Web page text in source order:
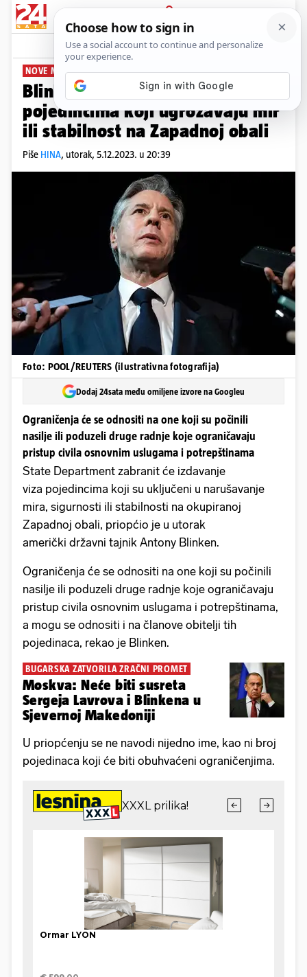
PRIJAVA
News Komentari
NOVE MJERE
Blinken: SAD neće izdavati vize
pojedincima koji ugrožavaju mir
ili stabilnost na Zapadnoj obali
Piše HINA, utorak, 5.12.2023. u 20:39
Foto: POOL/REUTERS (ilustrativna fotografija)
Dodaj 24sata među omiljene izvore na Googleu
Ograničenja će se odnositi na one koji su počinili
nasilje ili poduzeli druge radnje koje ograničavaju
pristup civila osnovnim uslugama i potrepštinama
State Department zabranit će izdavanje
viza pojedincima koji su uključeni u narušavanje
mira, sigurnosti ili stabilnosti na okupiranoj
Zapadnoj obali, priopćio je u utorak
američki državni tajnik Antony Blinken.
Ograničenja će se odnositi na one koji su počinili
nasilje ili poduzeli druge radnje koje ograničavaju
pristup civila osnovnim uslugama i potrepštinama,
a mogu se odnositi i na članove obitelji tih
pojedinaca, rekao je Blinken.
BUGARSKA ZATVORILA ZRAČNI PROMET
Moskva: Neće biti susreta
Sergeja Lavrova i Blinkena u
Sjevernoj Makedoniji
U priopćenju se ne navodi nijedno ime, kao ni broj
pojedinaca koji će biti obuhvaćeni ograničenjima.